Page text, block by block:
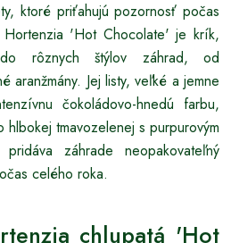
ktoré priťahujú pozornosť počas
'Hot Chocolate' je krík,
rôznych štýlov záhrad, od
aranžmány. Jej listy, veľké a jemne
čokoládovo-hnedú farbu,
tmavozelenej s purpurovým
záhrade neopakovateľný
celého roka.
chlupatá 'Hot